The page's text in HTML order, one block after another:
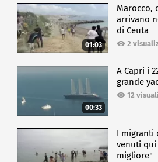
01:03
Marocco,
arrivano
di Ceuta
2
00:33
A Capri i
grande
12
I migranti
venuti qui
migliore"